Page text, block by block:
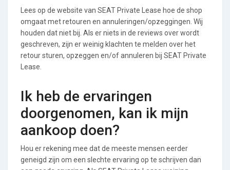
Lees op de website van SEAT Private Lease hoe de shop
omgaat met retouren en annuleringen/opzeggingen. Wij
houden dat niet bij. Als er niets in de reviews over wordt
geschreven, zijn er weinig klachten te melden over het
retour sturen, opzeggen en/of annuleren bij SEAT Private
Lease.
Ik heb de ervaringen
doorgenomen, kan ik mijn
aankoop doen?
Hou er rekening mee dat de meeste mensen eerder
geneigd zijn om een slechte ervaring op te schrijven dan